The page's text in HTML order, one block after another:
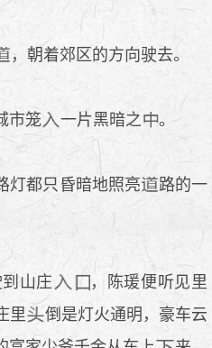
，朝着郊区的方向驶去。
市笼 一片黑暗之 。
都只昏暗地照亮
路的一
山庄
，陈瑗便听见里
里
倒是灯火通明，豪车云